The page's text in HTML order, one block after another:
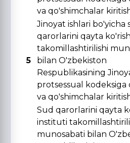
va qo'shimchalar
5
Jinoyat ishlari bo'yicha
qarorlarini qayta
takomillashtirilishi
bilan O'zbekiston
Respublikasining
protsessual kodeksiga
va qo'shimchalar
Sud qarorlarini qayta
instituti
munosabati bilan